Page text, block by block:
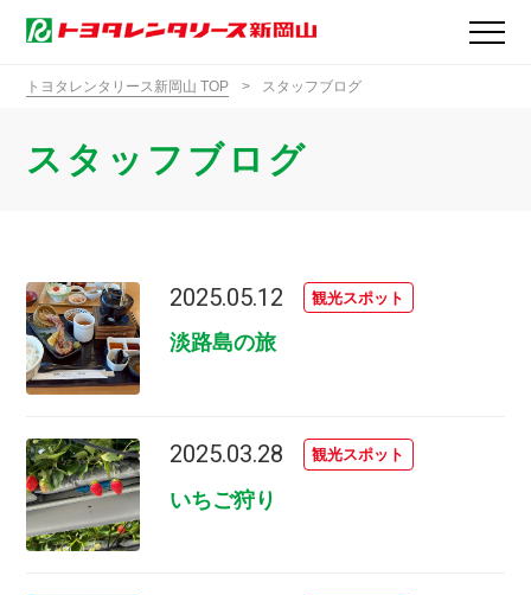
トヨタレンタリース新岡山 TOP スタッフブログ
スタッフブログ
2025.05.12 観光スポット
淡路島の旅
2025.03.28 観光スポット
いちご狩り